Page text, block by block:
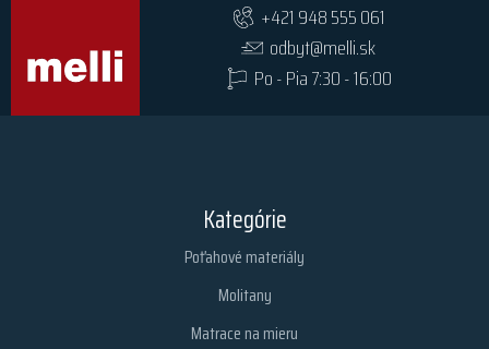
+421 948 555 061
odbyt@melli.sk
Po - Pia 7:30 - 16:00
Kategórie
Poťahové materiály
Molitany
Matrace na mieru